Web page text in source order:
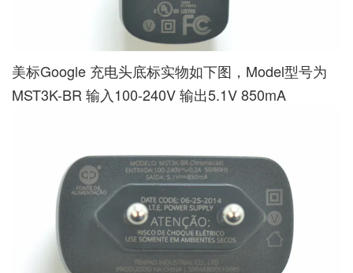
美标Google 充电头底标实物如下图，Model型号为
MST3K-BR 输入100-240V 输出5.1V 850mA